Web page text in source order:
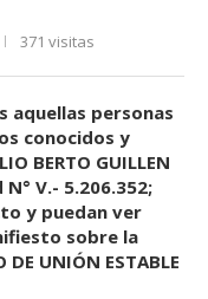
371 visitas
aquellas personas
conocidos y
BERTO GUILLEN
V.- 5.206.352;
y puedan ver
sobre la
UNIÓN ESTABLE